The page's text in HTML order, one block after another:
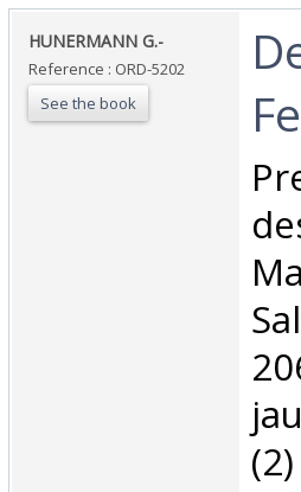
‎HUNERMANN G.-‎
Reference : ORD-5202
See the book